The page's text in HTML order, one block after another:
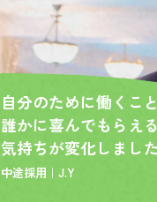
自分のために働くこと
誰かに喜んでもらえ
気持ちが変化しました
中途採用｜J.Y